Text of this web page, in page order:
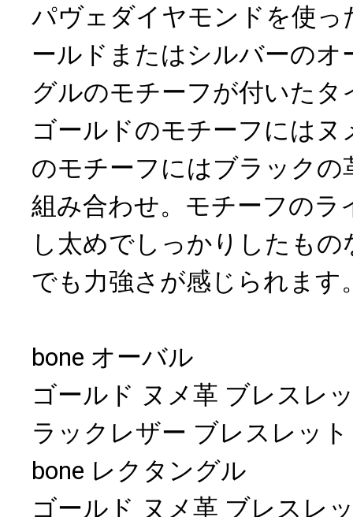
パヴェダイヤモンドを使っ
ールドまたはシルバーの
グルのモチーフが付いた
ゴールドのモチーフにはヌ
のモチーフにはブラックの
組み合わせ。モチーフのラ
し太めでしっかりしたも
でも力強さが感じられます
bone オーバル
ゴールド ヌメ革 ブレスレ
ラックレザー ブレスレット
bone レクタングル
ゴールド ヌメ革 ブレスレ